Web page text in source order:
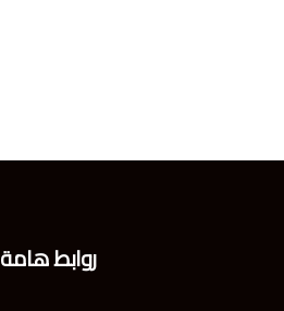
روابط هامة